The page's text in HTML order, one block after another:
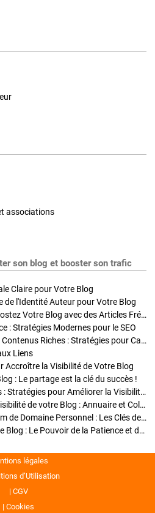
associations
son blog et booster son trafic
Claire pour Votre Blog
de l'Identité Auteur pour Votre Blog
Stratégies de Publication : Boostez Votre Blog avec des Articles Fréquents et Exclusifs
: Stratégies Modernes pour le SEO
Enrichir Vos Articles avec des Contenus Riches : Stratégies pour Captiver et Optimiser
Liens
Accroître la Visibilité de Votre Blog
: Le partage est la clé du succès !
Optimisation SEO des Articles : Stratégies pour Améliorer la Visibilité de Votre Blog
Stratégies pour améliorer la visibilité de votre Blog : Annuaire et Collaborations
Pourquoi Investir dans un Nom de Domaine Personnel : Les Clés de la Réussite de Votre Blog
Comment Faire Émerger Votre Blog : Le Pouvoir de la Patience et de la Persévérance
légales
d’Utilisation
CGV
Cookies